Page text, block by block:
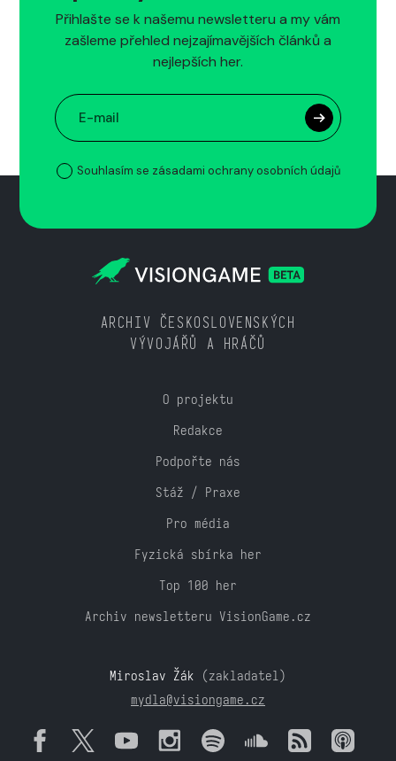
Přihlašte se k našemu newsletteru a my vám
zašleme přehled nejzajímavějších článků a
nejlepších her.
Souhlasím se zásadami ochrany osobních údajů
ARCHIV ČESKOSLOVENSKÝCH
VÝVOJÁŘŮ A HRÁČŮ
O projektu
Redakce
Podpořte nás
Stáž / Praxe
Pro média
Fyzická sbírka her
Top 100 her
Archiv newsletteru VisionGame.cz
Miroslav Žák (zakladatel)
mydla@visiongame.cz